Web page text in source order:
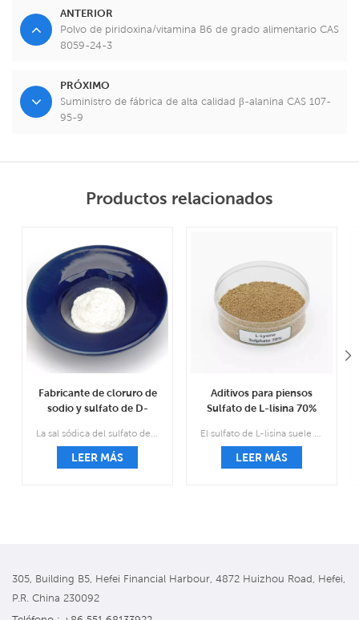
ANTERIOR
Polvo de piridoxina/vitamina B6 de grado alimentario CAS
8059-24-3
PRÓXIMO
Suministro de fábrica de alta calidad β-alanina CAS 107-
95-9
Productos relacionados
Fabricante de cloruro de
sodio y sulfato de D-
05-7
LEER MÁS
Aditivos para piensos
Sulfato de L-lisina 70%
CAS 60343-69-3
LEER MÁS
305, Building B5, Hefei Financial Harbour, 4872 Huizhou Road, Hefei,
P.R. China 230092